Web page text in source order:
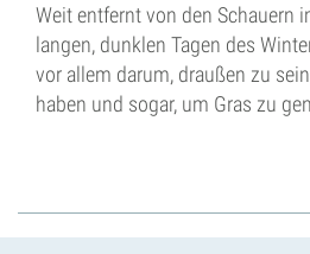
Weit entfernt von den Schauern
langen, dunklen Tagen des
vor allem darum, draußen zu
haben und sogar, um Gras zu